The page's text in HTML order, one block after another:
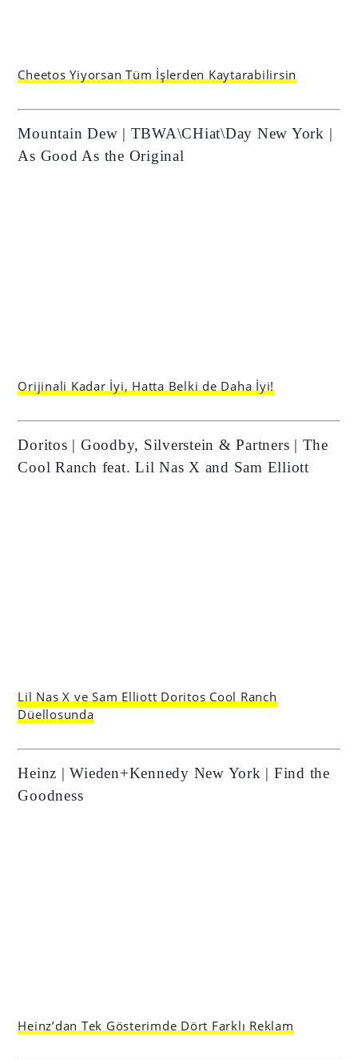
Cheetos Yiyorsan Tüm İşlerden Kaytarabilirsin
Mountain Dew | TBWA\CHiat\Day New York |
As Good As the Original
Orijinali Kadar İyi, Hatta Belki de Daha İyi!
Doritos | Goodby, Silverstein & Partners | The
Cool Ranch feat. Lil Nas X and Sam Elliott
Lil Nas X ve Sam Elliott Doritos Cool Ranch
Düellosunda
Heinz | Wieden+Kennedy New York | Find the
Goodness
Heinz’dan Tek Gösterimde Dört Farklı Reklam